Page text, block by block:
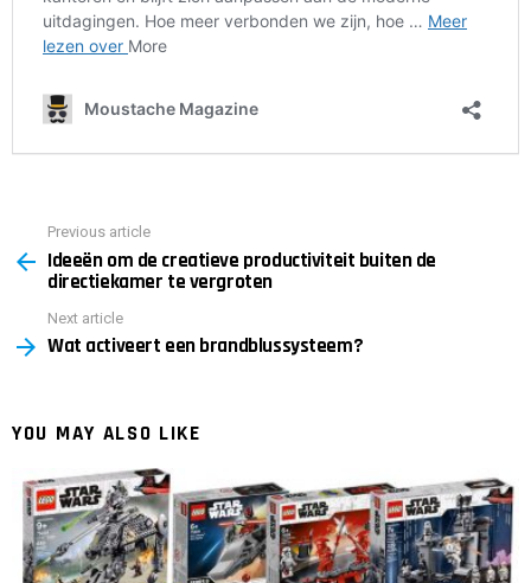
more
Previous article
Ideeën om de creatieve productiviteit buiten de
directiekamer te vergroten
Next article
Wat activeert een brandblussysteem?
YOU MAY ALSO LIKE